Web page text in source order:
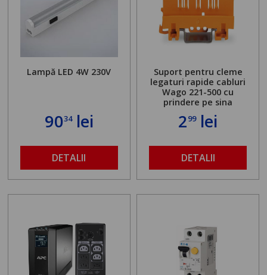
Lampă LED 4W 230V
9034lei
DETALII
Suport pentru cleme
legaturi rapide cabluri
Wago 221-500 cu
prindere pe sina
299lei
DETALII